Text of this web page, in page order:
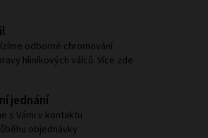
odborné chromování
hliníkových válců. Více zde
jednání
s Vámi v kontaktu
objednávky